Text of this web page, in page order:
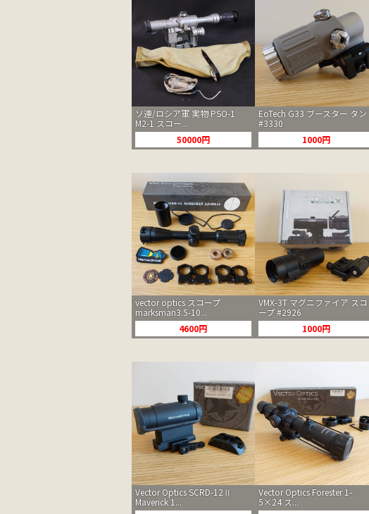
ソ連/ロシア軍 実物 PSO-1
M2-1 スコー...
50000円
EoTech G33 ブースター タン
#3330
1000円
vector optics スコープ
marksman3.5-10...
4600円
VMX-3T マグニファイア スコ
ープ #2926
1000円
Vector Optics SCRD-12Ⅱ
Maverick 1...
Vector Optics Forester 1-
5×24 ス...